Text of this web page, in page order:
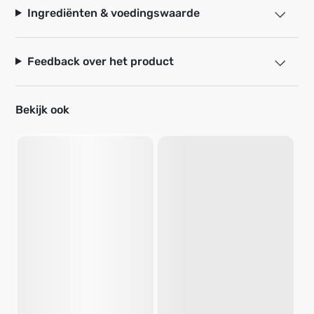
Ingrediënten & voedingswaarde
Feedback over het product
Bekijk ook